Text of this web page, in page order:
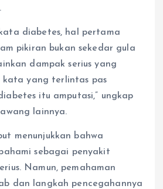
diabetes, hal pertama
pikiran bukan sekedar gula
dampak serius yang
kata yang terlintas pas
itu amputasi,” ungkap
lainnya.
menunjukkan bahwa
sebagai penyakit
Namun, pemahaman
dan langkah pencegahannya